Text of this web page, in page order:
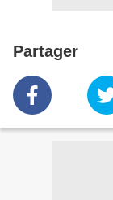
Partager